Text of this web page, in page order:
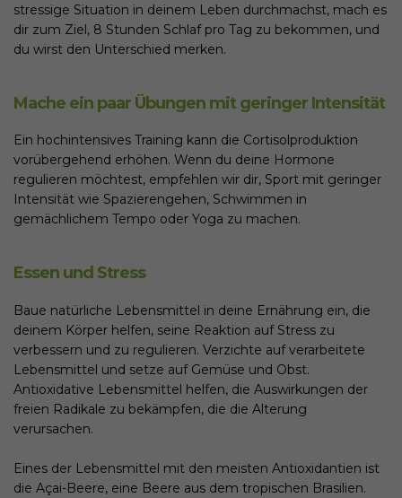
stressige Situation in deinem Leben durchmachst, mach es
dir zum Ziel, 8 Stunden Schlaf pro Tag zu bekommen, und
du wirst den Unterschied merken.
Mache ein paar Übungen mit geringer Intensität
Ein hochintensives Training kann die Cortisolproduktion
vorübergehend erhöhen. Wenn du deine Hormone
regulieren möchtest, empfehlen wir dir, Sport mit geringer
Intensität wie Spazierengehen, Schwimmen in
gemächlichem Tempo oder Yoga zu machen.
Essen und Stress
Baue natürliche Lebensmittel in deine Ernährung ein, die
deinem Körper helfen, seine Reaktion auf Stress zu
verbessern und zu regulieren. Verzichte auf verarbeitete
Lebensmittel und setze auf Gemüse und Obst.
Antioxidative Lebensmittel helfen, die Auswirkungen der
freien Radikale zu bekämpfen, die die Alterung
verursachen.
Eines der Lebensmittel mit den meisten Antioxidantien ist
die Açai-Beere, eine Beere aus dem tropischen Brasilien.